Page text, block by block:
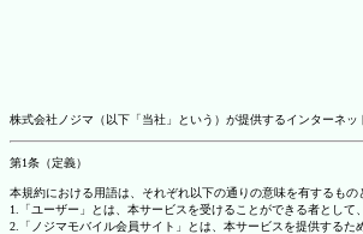
株式会社ノジマ（以下「当社」という）が提供するインターネ
第1条（定義）
本規約における用語は、それぞれ以下の通りの意味を有するもの
1.「ユーザー」とは、本サービスを受けることができる者とし
2.「ノジマモバイル会員サイト」とは、本サービスを提供するた